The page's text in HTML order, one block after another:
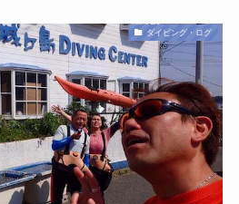
ダイビング・ログ